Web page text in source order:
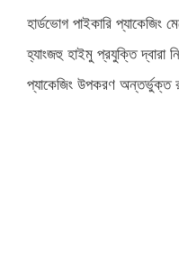
হার্ডভোগ পাইকারি প্যাকেজিং
হ্যাংজহু হাইমু প্রযুক্তি দ্বারা
প্যাকেজিং উপকরণ অন্তর্ভুক্ত